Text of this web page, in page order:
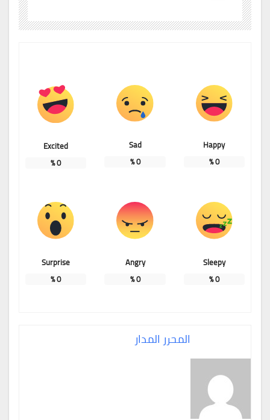
Happy
0
%
Sad
0
%
Excited
0
%
Sleepy
0
%
Angry
0
%
Surprise
0
%
المحرر المدار